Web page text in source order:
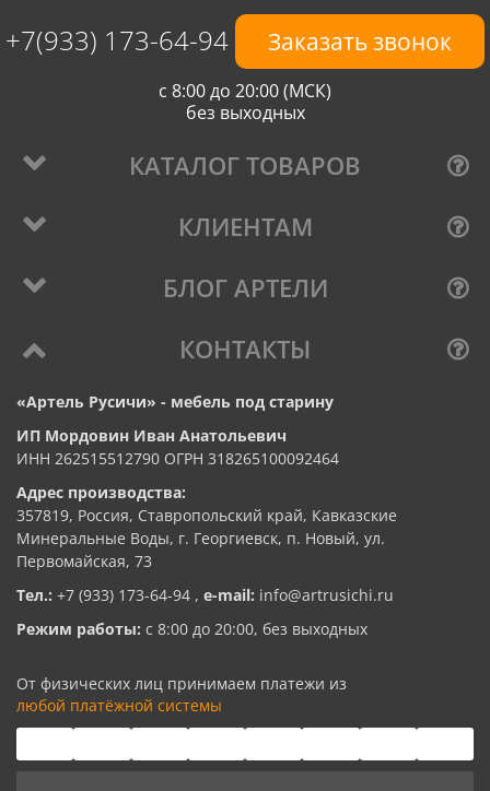
+7(933) 173-64-94 Заказать звонок
с 8:00 до 20:00 (МСК)
без выходных
КАТАЛОГ ТОВАРОВ
КЛИЕНТАМ
БЛОГ АРТЕЛИ
КОНТАКТЫ
«Артель Русичи» - мебель под старину
ИП Мордовин Иван Анатольевич
ИНН 262515512790 ОГРН 318265100092464
Адрес производства:
357819, Россия, Ставропольский край, Кавказские
Минеральные Воды, г. Георгиевск, п. Новый, ул.
Первомайская, 73
Тел.: +7 (933) 173-64-94 , e-mail: info@artrusichi.ru
Режим работы: с 8:00 до 20:00, без выходных
От физических лиц принимаем платежи из
любой платёжной системы